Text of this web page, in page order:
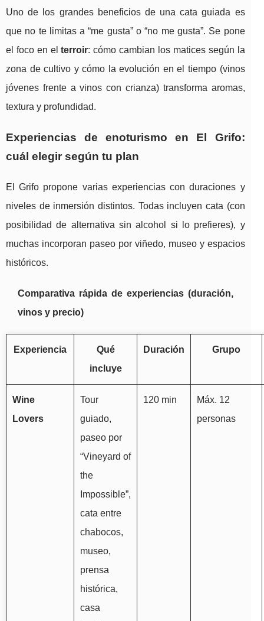
Uno de los grandes beneficios de una cata guiada es
que no te limitas a “me gusta” o “no me gusta”. Se pone
el foco en elterroir: cómo cambian los matices según la
zona de cultivo y cómo la evolución en el tiempo (vinos
jóvenes frente a vinos con crianza) transforma aromas,
textura y profundidad.
Experiencias de enoturismo en El Grifo:
cuál elegir según tu plan
El Grifo propone varias experiencias con duraciones y
niveles de inmersión distintos. Todas incluyen cata (con
posibilidad de alternativa sin alcohol si lo prefieres), y
muchas incorporan paseo por viñedo, museo y espacios
históricos.
Comparativa rápida de experiencias (duración,
vinos y precio)
Experiencia
Qué
incluye
Duración Grupo
Wine
Lovers
Tour
guiado,
paseo por
“Vineyard of
the
Impossible”,
cata entre
chabocos,
museo,
prensa
histórica,
casa
120 min
Máx. 12
personas